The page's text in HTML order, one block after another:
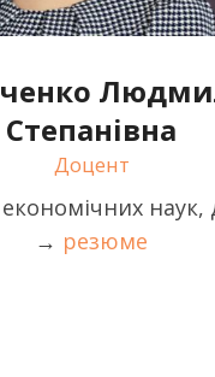
Степанівна
Доцент
наук,
→ резюме